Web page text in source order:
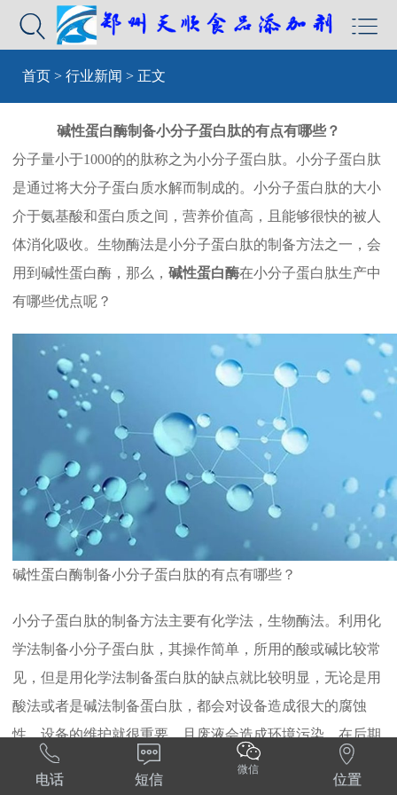


首页 > 行业新闻 > 正文
碱性蛋白酶制备小分子蛋白肽的有点有哪些？
分子量小于1000的的肽称之为小分子蛋白肽。小分子蛋白肽
是通过将大分子蛋白质水解而制成的。小分子蛋白肽的大小
介于氨基酸和蛋白质之间，营养价值高，且能够很快的被人
体消化吸收。生物酶法是小分子蛋白肽的制备方法之一，会
用到碱性蛋白酶，那么， 碱性蛋白酶在小分子蛋白肽生产中
有哪些优点呢？
碱性蛋白酶制备小分子蛋白肽的有点有哪些？
小分子蛋白肽的制备方法主要有化学法，生物酶法。利用化
学法制备小分子蛋白肽，其操作简单，所用的酸或碱比较常
见，但是用化学法制备蛋白肽的缺点就比较明显，无论是用
酸法或者是碱法制备蛋白肽，都会对设备造成很大的腐蚀
性，设备的维护就很重要，且废液会造成环境污染，在后期
处理废液会造成生产成本的增加。

电话

短信
微信

位置